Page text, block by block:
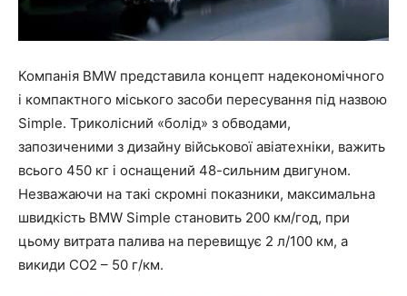
Компанія BMW представила концепт надекономічного
і компактного міського засоби пересування під назвою
Simple. Триколісний «болід» з обводами,
запозиченими з дизайну військової авіатехніки, важить
всього 450 кг і оснащений 48-сильним двигуном.
Незважаючи на такі скромні показники, максимальна
швидкість BMW Simple становить 200 км/год, при
цьому витрата палива на перевищує 2 л/100 км, а
викиди СО2 – 50 г/км.